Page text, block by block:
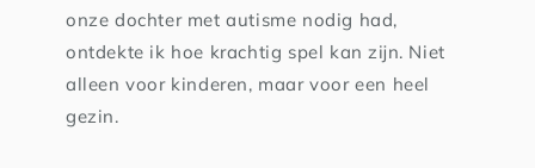
onze dochter met autisme nodig had,
ontdekte ik hoe krachtig spel kan zijn. Niet
alleen voor kinderen, maar voor een heel
gezin.